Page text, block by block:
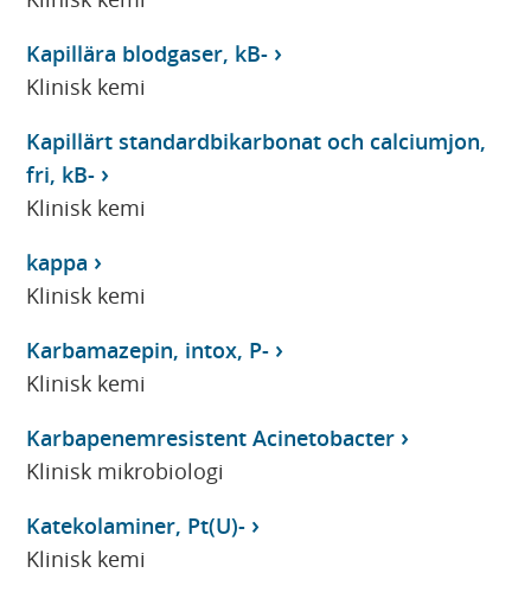
Kapillära blodgaser, kB-
Klinisk kemi
Kapillärt standardbikarbonat och calciumjon,
fri, kB-
Klinisk kemi
kappa
Klinisk kemi
Karbamazepin, intox, P-
Klinisk kemi
Karbapenemresistent Acinetobacter
Klinisk mikrobiologi
Katekolaminer, Pt(U)-
Klinisk kemi